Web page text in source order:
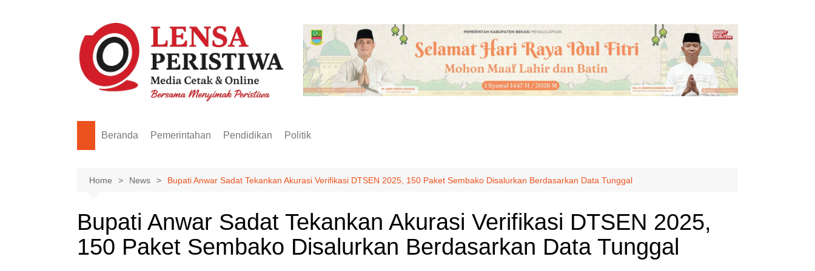
Beranda Pemerintahan Pendidikan Politik
Home News Bupati Anwar Sadat Tekankan Akurasi Verifikasi DTSEN 2025, 150 Paket Sembako Disalurkan Berdasarkan Data Tunggal
Bupati Anwar Sadat Tekankan Akurasi Verifikasi DTSEN 2025,
150 Paket Sembako Disalurkan Berdasarkan Data Tunggal